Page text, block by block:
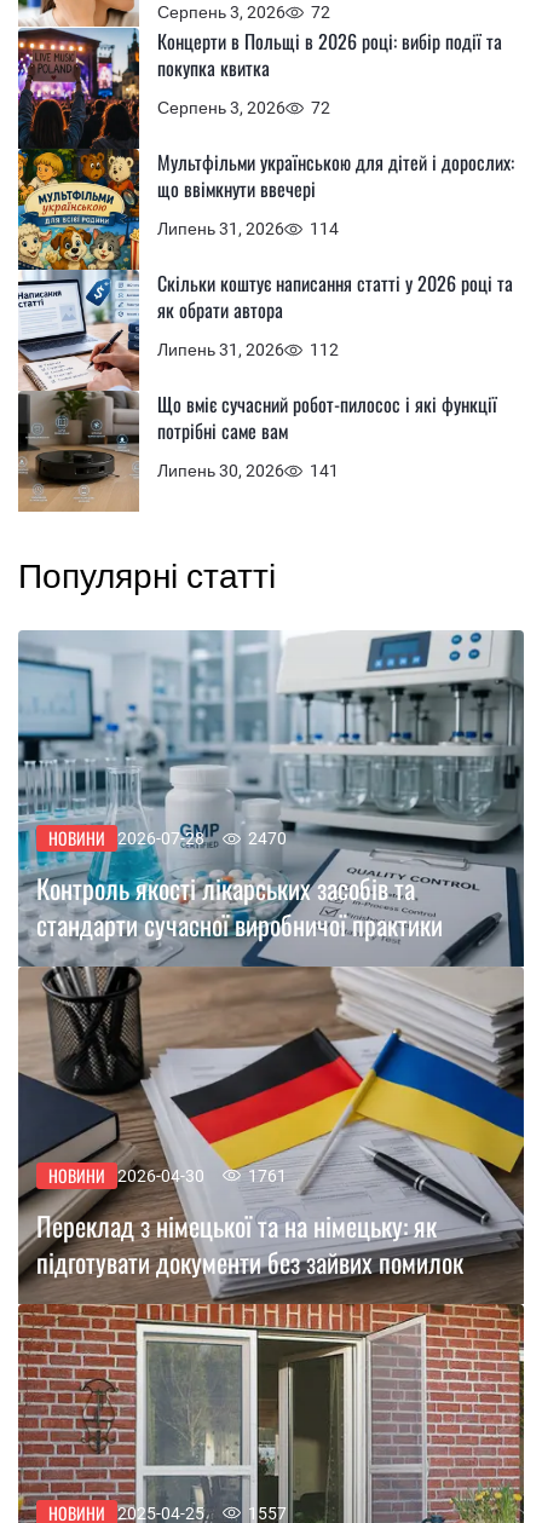
Серпень 3, 2026 72
Серпень 3, 2026 72
Концерти в Польщі в 2026 році: вибір події та
покупка квитка
Липень 31, 2026 114
Мультфільми українською для дітей і дорослих:
що ввімкнути ввечері
Липень 31, 2026 112
Скільки коштує написання статті у 2026 році та
як обрати автора
Липень 30, 2026 141
Що вміє сучасний робот-пилосос і які функції
потрібні саме вам
Популярні статті
НОВИНИ 2026-07-28 2470
Контроль якості лікарських засобів та
стандарти сучасної виробничої практики
НОВИНИ 2026-04-30 1761
Переклад з німецької та на німецьку: як
підготувати документи без зайвих помилок
НОВИНИ 2025-04-25 1557